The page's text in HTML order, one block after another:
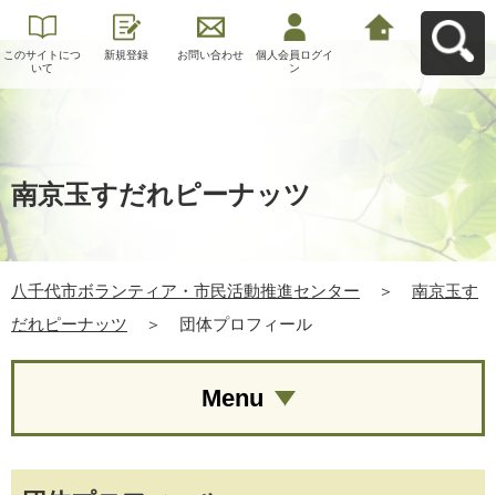
このサイトにつ
いて
新規登録 お問い合わせ
個人会員ログイ
ン
南京玉すだれピーナッツ
八千代市ボランティア・市民活動推進センター ＞
南京玉す
だれピーナッツ
＞ 団体プロフィール
Menu